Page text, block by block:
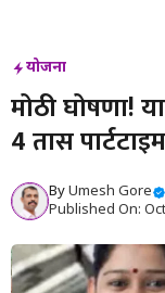
योजना
मोठी घोषणा!
4 तास
ByUmesh Gore
Published On: